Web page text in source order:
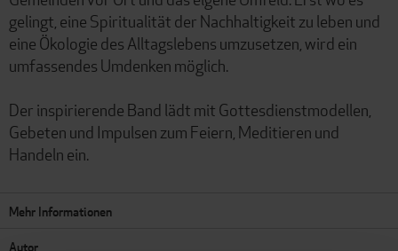
gelingt, eine Spiritualität der Nachhaltigkeit zu leben und
eine Ökologie des Alltagslebens umzusetzen, wird ein
umfassendes Umdenken möglich.
Der inspirierende Band lädt mit Gottesdienstmodellen,
Gebeten und Impulsen zum Feiern, Meditieren und
Handeln ein.
Mehr Informationen
Autor